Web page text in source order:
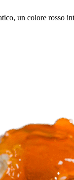
un colore rosso